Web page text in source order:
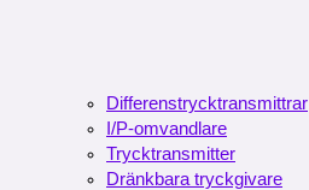
Differenstrycktransmittrar
I/P-omvandlare
Trycktransmitter
Dränkbara tryckgivare